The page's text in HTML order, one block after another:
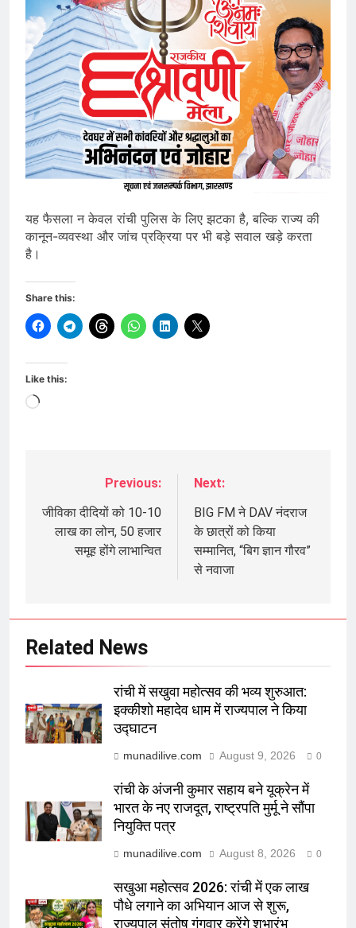
यह फैसला न केवल रांची पुलिस के लिए झटका है, बल्कि राज्य की
कानून-व्यवस्था और जांच प्रक्रिया पर भी बड़े सवाल खड़े करता
है।
Share this:
Like this:
Loading…
navigation
Previous:
जीविका दीदियों को 10-10
लाख का लोन, 50 हजार
समूह होंगे लाभान्वित
Next:
BIG FM ने DAV नंदराज
के छात्रों को किया
सम्मानित, “बिग ज्ञान गौरव”
से नवाजा
Related News
रांची में सखुवा महोत्सव की भव्य शुरुआत:
इक्कीशो महादेव धाम में राज्यपाल ने किया
उद्घाटन
munadilive.com August 9, 2026 0
रांची के अंजनी कुमार सहाय बने यूक्रेन में
भारत के नए राजदूत, राष्ट्रपति मुर्मू ने सौंपा
नियुक्ति पत्र
munadilive.com August 8, 2026 0
सखुआ महोत्सव 2026: रांची में एक लाख
पौधे लगाने का अभियान आज से शुरू,
राज्यपाल संतोष गंगवार करेंगे शुभारंभ